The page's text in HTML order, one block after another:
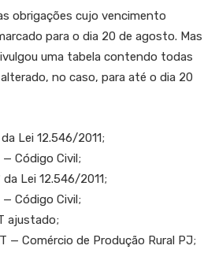
obrigações cujo vencimento
para o dia 20 de agosto. Mas
uma tabela contendo todas
no caso, para até o dia 20
Lei 12.546/2011;
Código Civil;
Lei 12.546/2011;
— Código Civil;
ajustado;
— Comércio de Produção Rural PJ;